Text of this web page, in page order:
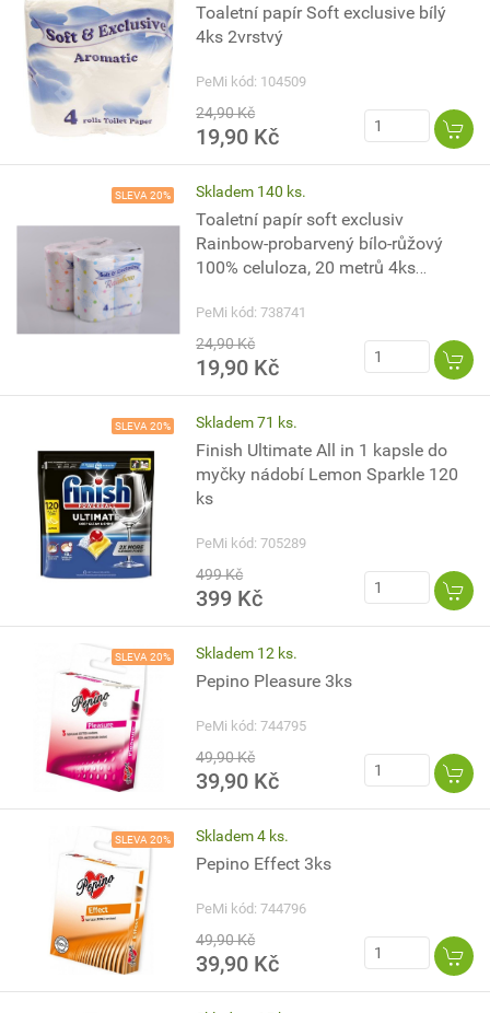
Toaletní papír Soft exclusive bílý
4ks 2vrstvý
PeMi kód: 104509
24,90 Kč
19,90 Kč
SLEVA 20% Skladem 140 ks.
Toaletní papír soft exclusiv
Rainbow-probarvený bílo-růžový
100% celuloza, 20 metrů 4ks
PeMi kód: 738741
24,90 Kč
19,90 Kč
SLEVA 20% Skladem 71 ks.
Finish Ultimate All in 1 kapsle do
myčky nádobí Lemon Sparkle 120
ks
PeMi kód: 705289
499 Kč
399 Kč
SLEVA 20% Skladem 12 ks.
Pepino Pleasure 3ks
PeMi kód: 744795
49,90 Kč
39,90 Kč
SLEVA 20% Skladem 4 ks.
Pepino Effect 3ks
PeMi kód: 744796
49,90 Kč
39,90 Kč